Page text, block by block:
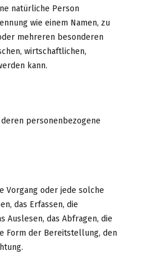
natürliche Person
wie einem Namen, zu
mehreren besonderen
wirtschaftlichen,
kann.
personenbezogene
Vorgang oder jede solche
das Erfassen, die
Auslesen, das Abfragen, die
Form der Bereitstellung, den